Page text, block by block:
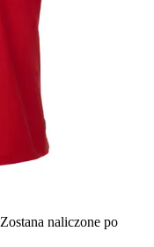
Zostana naliczone po